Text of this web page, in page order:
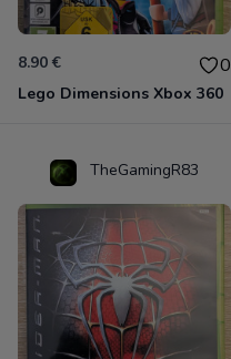
8.90 € 0
Lego Dimensions Xbox 360
TheGamingR83